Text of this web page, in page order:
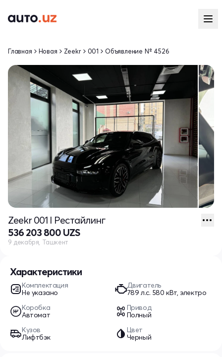
Характеристики
Комплектация
Не указано
Двигатель
789 л.c. 580 кВт, электро
Коробка
Автомат
Привод
Полный
Кузов
Лифтбэк
Цвет
Черный
Главная Новая Zeekr 001 Объявление № 4526
Zeekr 001 I Рестайлинг
536 203 800 UZS
9 декабря, Ташкент